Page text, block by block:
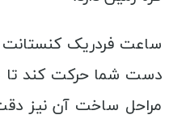
دست شما حرکت کند تا
مراحل ساخت آن نیز